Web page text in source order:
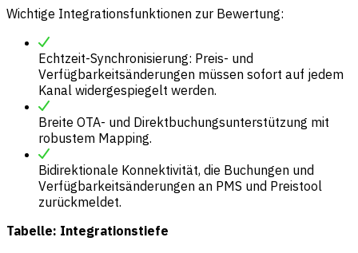
Wichtige Integrationsfunktionen zur Bewertung:
Echtzeit-Synchronisierung: Preis- und
Verfügbarkeitsänderungen müssen sofort auf jedem
Kanal widergespiegelt werden.
Breite OTA- und Direktbuchungsunterstützung mit
robustem Mapping.
Bidirektionale Konnektivität, die Buchungen und
Verfügbarkeitsänderungen an PMS und Preistool
zurückmeldet.
Tabelle: Integrationstiefe